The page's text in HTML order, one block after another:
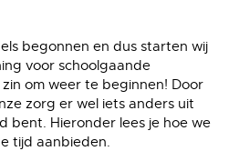
begonnen en dus starten wij
voor schoolgaande
om weer te beginnen! Door
zorg er wel iets anders uit
bent. Hieronder lees je hoe we
tijd aanbieden.